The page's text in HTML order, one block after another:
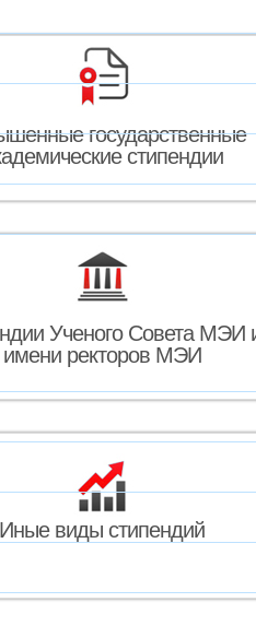
государственные
стипендии
Ученого Совета МЭИ
имени ректоров МЭИ
Иные виды стипендий